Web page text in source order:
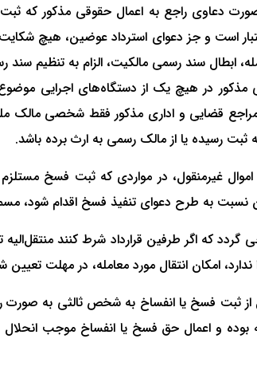
دعاوی راجع به اعمال حقوقی مذکور که
است و جز دعوای استرداد عوضین، هیچ
ابطال سند رسمی مالکیت، الزام به
نمی‌شود و در مراجع قضایی و اداری مذکور
ثبت رسیده یا از مالک رسمی به ارث برده باشد.
غیرمنقول، در مواردی که ثبت فسخ
آن نسبت به طرح دعوای تنفیذ فسخ اقدام
گردد که اگر طرفین قرارداد شرط کنند
امکان انتقال مورد معامله، در مهلت تعیین
از ثبت فسخ یا انفساخ به شخص ثالثی به
بوده و اعمال حق فسخ یا انفساخ موجب